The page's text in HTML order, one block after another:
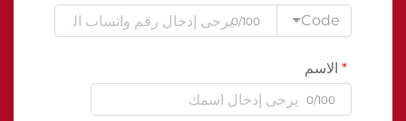
Code
0/100
الاسم
0/100